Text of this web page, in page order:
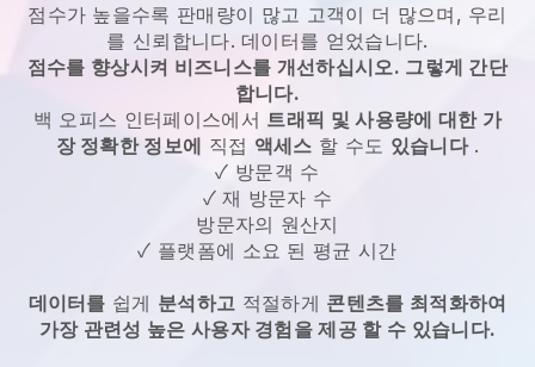
점수가 높을수록 판매량이 많고 고객이 더 많으며, 우리
를 신뢰합니다. 데이터를 얻었습니다.
점수를 향상시켜 비즈니스를 개선하십시오. 그렇게 간단
합니다.
백 오피스 인터페이스에서 트래픽 및 사용량에 대한 가
장 정확한 정보에 직접 액세스 할 수도 있습니다.
✓ 방문객 수
✓ 재 방문자 수
방문자의 원산지
✓ 플랫폼에 소요 된 평균 시간
데이터를 쉽게 분석하고 적절하게 콘텐츠를 최적화하여
가장 관련성 높은 사용자 경험을 제공 할 수 있습니다.